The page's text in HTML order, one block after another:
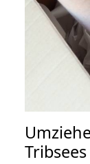
Tribsees